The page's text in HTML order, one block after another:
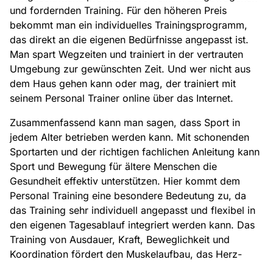
und fordernden Training. Für den höheren Preis
bekommt man ein individuelles Trainingsprogramm,
das direkt an die eigenen Bedürfnisse angepasst ist.
Man spart Wegzeiten und trainiert in der vertrauten
Umgebung zur gewünschten Zeit. Und wer nicht aus
dem Haus gehen kann oder mag, der trainiert mit
seinem Personal Trainer online über das Internet.
Zusammenfassend kann man sagen, dass Sport in
jedem Alter betrieben werden kann. Mit schonenden
Sportarten und der richtigen fachlichen Anleitung kann
Sport und Bewegung für ältere Menschen die
Gesundheit effektiv unterstützen. Hier kommt dem
Personal Training eine besondere Bedeutung zu, da
das Training sehr individuell angepasst und flexibel in
den eigenen Tagesablauf integriert werden kann. Das
Training von Ausdauer, Kraft, Beweglichkeit und
Koordination fördert den Muskelaufbau, das Herz-